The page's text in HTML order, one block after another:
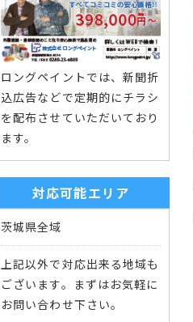
ロングペイントでは、新聞折
込広告などで定期的にチラシ
を配布させていただいており
ます。
対応可能エリア
茨城県全域
上記以外で対応出来る地域も
ございます。まずはお気軽に
お問い合わせ下さい。